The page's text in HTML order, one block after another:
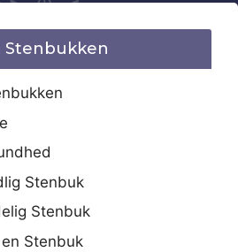
Stenbukken
Stenbuk
Stenbuk
Stenbuk